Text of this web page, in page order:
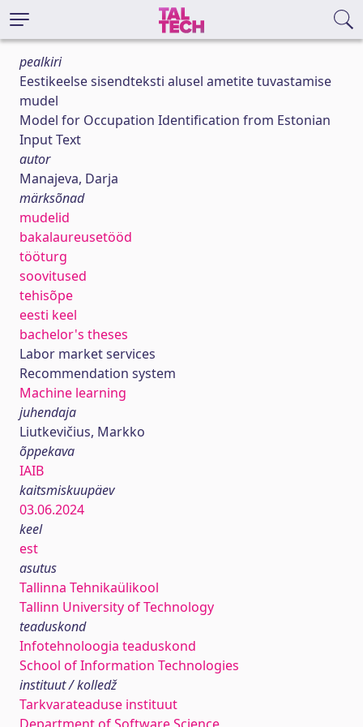
pealkiri
Eestikeelse sisendteksti alusel ametite tuvastamise
mudel
Model for Occupation Identification from Estonian
Input Text
autor
Manajeva, Darja
märksõnad
mudelid
bakalaureusetööd
tööturg
soovitused
tehisõpe
eesti keel
bachelor's theses
Labor market services
Recommendation system
Machine learning
juhendaja
Liutkevičius, Markko
õppekava
IAIB
kaitsmiskuupäev
03.06.2024
keel
est
asutus
Tallinna Tehnikaülikool
Tallinn University of Technology
teaduskond
Infotehnoloogia teaduskond
School of Information Technologies
instituut / kolledž
Tarkvarateaduse instituut